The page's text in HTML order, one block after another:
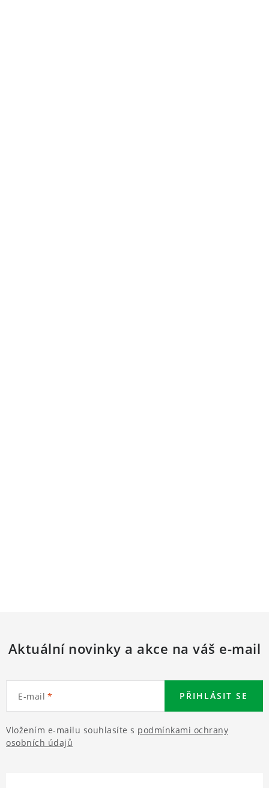
Aktuální novinky a akce na váš e-mail
E-mail
Vložením e-mailu souhlasíte s podmínkami ochrany
osobních údajů
PŘIHLÁSIT SE